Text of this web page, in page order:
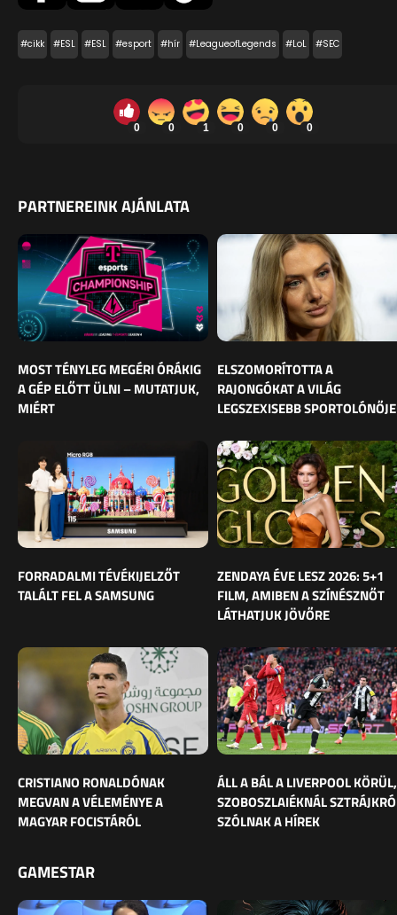
#cikk #ESL #ESL #esport #hír #LeagueofLegends #LoL #SEC
0 0 1 0 0 0
PARTNEREINK AJÁNLATA
MOST TÉNYLEG MEGÉRI ÓRÁKIG
A GÉP ELŐTT ÜLNI – MUTATJUK,
MIÉRT
ELSZOMORÍTOTTA A
RAJONGÓKAT A VILÁG
LEGSZEXISEBB SPORTOLÓNŐJE
FORRADALMI TÉVÉKIJELZŐT
TALÁLT FEL A SAMSUNG
ZENDAYA ÉVE LESZ 2026: 5+1
FILM, AMIBEN A SZÍNÉSZNŐT
LÁTHATJUK JÖVŐRE
CRISTIANO RONALDÓNAK
MEGVAN A VÉLEMÉNYE A
MAGYAR FOCISTÁRÓL
ÁLL A BÁL A LIVERPOOL KÖRÜL,
SZOBOSZLAIÉKNÁL
SZÓLNAK A HÍREK
GAMESTAR